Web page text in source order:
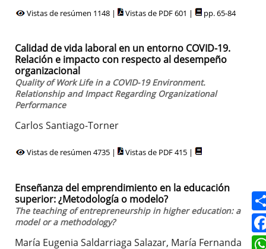
Vistas de resúmen 1148 | Vistas de PDF 601 | pp. 65-84
Calidad de vida laboral en un entorno COVID-19.
Relación e impacto con respecto al desempeño
organizacional
Quality of Work Life in a COVID-19 Environment.
Relationship and Impact Regarding Organizational
Performance
Carlos Santiago-Torner
Vistas de resúmen 4735 | Vistas de PDF 415 |
Enseñanza del emprendimiento en la educación
superior: ¿Metodología o modelo?
The teaching of entrepreneurship in higher education: a
model or a methodology?
María Eugenia Saldarriaga Salazar, María Fernanda